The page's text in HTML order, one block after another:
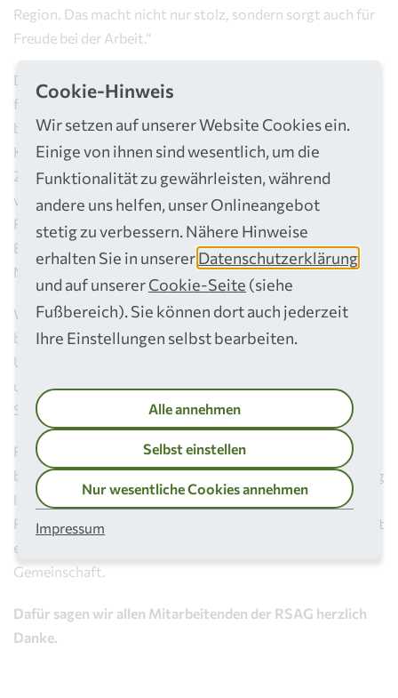
Region. Das macht nicht nur stolz, sondern sorgt auch für
Freude bei der Arbeit.“
Die RSAG bietet auch attraktive Einstiegsmöglichkeiten
für junge Menschen. Als anerkannter Ausbildungsbetrieb
bildet sie unter anderem Umwelttechnologen für
Kreislauf- und Abfallwirtschaft aus – ein Beruf mit
Zukunft, der Technik und Umweltschutz miteinander
verbindet. Weitere Ausbildungsberufe sind
Fachinformatiker für Systemintegration, Kaufleute für
Büromanagement oder Kraftfahrzeugmechatroniker für
Nutzfahrzeuge.
Wer sich für eine Ausbildung, ein Praktikum oder eine
berufliche Perspektive bei einem systemrelevanten
Unternehmen im öffentlichen Dienst interessiert, findet
unterwww.rsag.de/jobsalle Informationen zu aktuellen
Stellen, Ausbildungsplätzen und Einstiegsmöglichkeiten.
Füreinander. Für dich. Für uns. Für alle.“ Dieses Motto
beschreibt treffend, was unsere Mitarbeitenden Tag für Tag
leisten. Sie sorgen dafür, dass die Daseinsvorsorge im
Rhein-Sieg-Kreis zuverlässig funktioniert und leisten damit
einen wichtigen Beitrag für Lebensqualität, Umwelt und
Gemeinschaft.
Dafür sagen wir allen Mitarbeitenden der RSAG herzlich
Danke.
Cookie-Hinweis
Wir setzen auf unserer Website Cookies ein.
Einige von ihnen sind wesentlich, um die
Funktionalität zu gewährleisten, während
andere uns helfen, unser Onlineangebot
stetig zu verbessern. Nähere Hinweise
erhalten Sie in unsererDatenschutzerklärung
und auf unsererCookie-Seite (siehe
Fußbereich). Sie können dort auch jederzeit
Ihre Einstellungen selbst bearbeiten.
Alle annehmen
Selbst einstellen
Nur wesentliche Cookies annehmen
Impressum